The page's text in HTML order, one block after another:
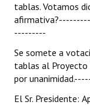
tablas. Votamos
---------
Se somete a
tablas al Proyecto
por
El Sr. Presidente: